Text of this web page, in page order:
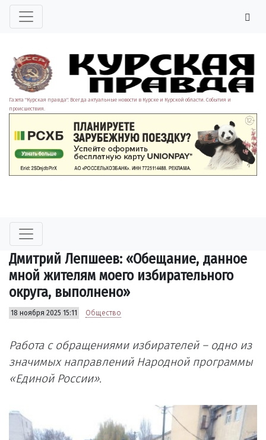
Газета "Курская правда". Всегда актуальные новости в Курске и Курской области. События и
происшествия.
Дмитрий Лепшеев: «Обещание, данное
мной жителям моего избирательного
округа, выполнено»
18 ноября 2025 15:11 Общество
Работа с обращениями избирателей – одно из
значимых направлений Народной программы
«Единой России».